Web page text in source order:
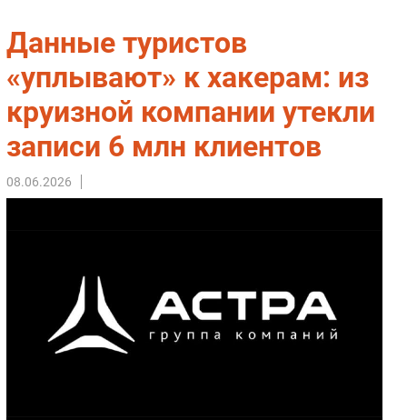
Импорто­замещение
Автоматизация Промышленности
Интернет
Мобильная связь
Фиксированная связь
Интеграция
Оборудование
Outsourcing
Кадры
Данные туристов
«уплывают» к хакерам: из
круизной компании утекли
записи 6 млн клиентов
08.06.2026